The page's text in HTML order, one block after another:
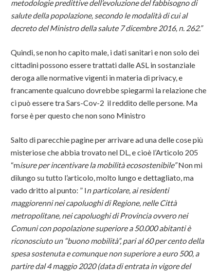
metodologie predittive dell’evoluzione del fabbisogno di
salute della popolazione, secondo le modalità di cui al
decreto del Ministro della salute 7 dicembre 2016, n. 262.”
Quindi, se non ho capito male, i dati sanitari e non solo dei
cittadini possono essere trattati dalle ASL in sostanziale
deroga alle normative vigenti in materia di privacy, e
francamente qualcuno dovrebbe spiegarmi la relazione che
ci può essere tra Sars-Cov-2 il reddito delle persone. Ma
forse è per questo che non sono Ministro
Salto di parecchie pagine per arrivare ad una delle cose più
misteriose che abbia trovato nel DL, e cioè l’Articolo 205
“misure per incentivare la mobilità ecosostenibile”Non mi
dilungo su tutto l’articolo, molto lungo e dettagliato, ma
vado dritto al punto: ” In particolare, ai residenti
maggiorenni nei capoluoghi di Regione, nelle Città
metropolitane, nei capoluoghi di Provincia ovvero nei
Comuni con popolazione superiore a 50.000 abitanti è
riconosciuto un “buono mobilità”, pari al 60 per cento della
spesa sostenuta e comunque non superiore a euro 500, a
partire dal 4 maggio 2020 (data di entrata in vigore del